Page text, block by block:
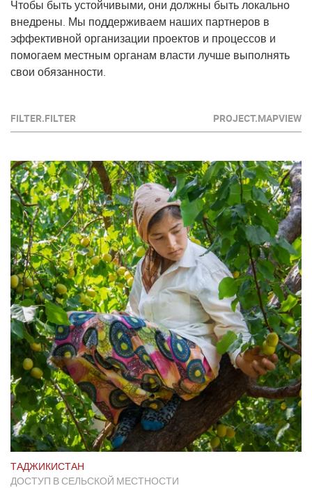
Чтобы быть устойчивыми, они должны быть локально
внедрены. Мы поддерживаем наших партнеров в
эффективной организации проектов и процессов и
помогаем местным органам власти лучше выполнять
свои обязанности.
FILTER.FILTER PROJECT.MAPVIEW
ТАДЖИКИСТАН
ДОСТУП В СЕЛЬСКОЙ МЕСТНОСТИ